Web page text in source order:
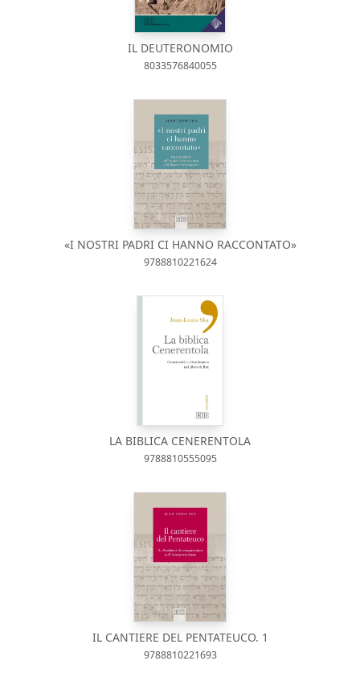
IL DEUTERONOMIO
8033576840055
«I NOSTRI PADRI CI HANNO RACCONTATO»
9788810221624
LA BIBLICA CENERENTOLA
9788810555095
IL CANTIERE DEL PENTATEUCO. 1
9788810221693